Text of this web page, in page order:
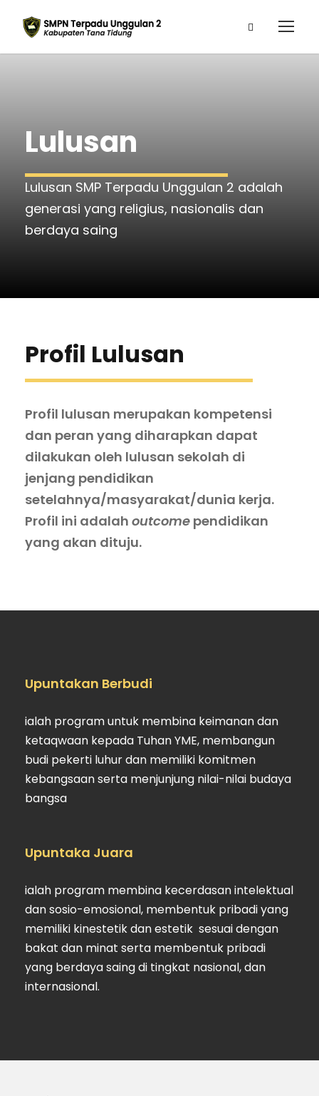
Lulusan
Lulusan SMP Terpadu Unggulan 2 adalah
generasi yang religius, nasionalis dan
berdaya saing
Profil Lulusan
Profil lulusan merupakan kompetensi
dan peran yang diharapkan dapat
dilakukan oleh lulusan sekolah di
jenjang pendidikan
setelahnya/masyarakat/dunia kerja.
Profil ini adalah outcome pendidikan
yang akan dituju.
Upuntakan Berbudi
ialah program untuk membina keimanan dan
ketaqwaan kepada Tuhan YME, membangun
budi pekerti luhur dan memiliki komitmen
kebangsaan serta menjunjung nilai-nilai budaya
bangsa
Upuntaka Juara
ialah program membina kecerdasan intelektual
dan sosio-emosional, membentuk pribadi yang
memiliki kinestetik dan estetik sesuai dengan
bakat dan minat serta membentuk pribadi
yang berdaya saing di tingkat nasional, dan
internasional.